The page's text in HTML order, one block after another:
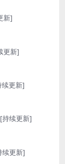
新]
更新]
续更新]
持续更新]
续更新]